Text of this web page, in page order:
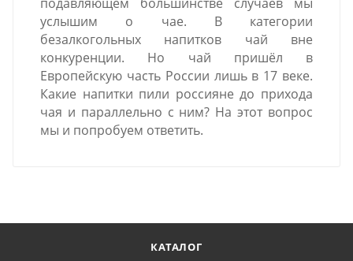
услышим о чае. В категории
безалкогольных напитков чай вне
конкуренции. Но чай пришёл в
Европейскую часть России лишь в 17 веке.
Какие напитки пили россияне до прихода
чая и параллельно с ним? На этот вопрос
мы и попробуем ответить.
КАТАЛОГ